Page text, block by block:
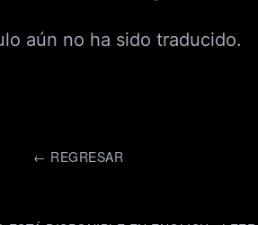
aún no ha sido traducido.
← REGRESAR